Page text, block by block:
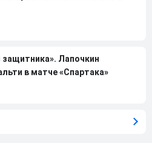
Лапочкин
в матче «Спартака»